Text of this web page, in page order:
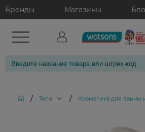
Бренды Магазины
/ Тело / Косметика для ванны